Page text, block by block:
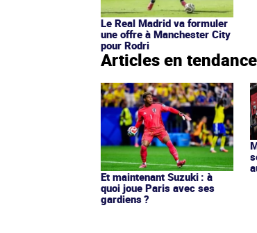
Le Real Madrid va formuler
une offre à Manchester City
pour Rodri
Articles en
Et maintenant Suzuki : à
quoi joue Paris avec ses
gardiens ?